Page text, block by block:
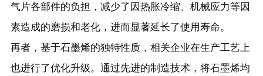
气片各部件的负担，减少了因热胀冷缩、机械应力等因
素造成的磨损和老化，进而显著延长了使用寿命。
再者，基于石墨烯的独特性质，相关企业在生产工艺上
也进行了优化升级。通过先进的制造技术，将石墨烯均